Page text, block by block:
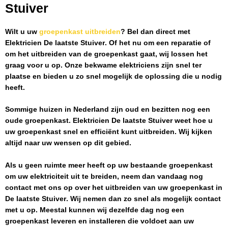
Stuiver
Wilt u uw groepenkast uitbreiden? Bel dan direct met
Elektricien De laatste Stuiver. Of het nu om een reparatie of
om het uitbreiden van de groepenkast gaat, wij lossen het
graag voor u op. Onze bekwame elektriciens zijn snel ter
plaatse en bieden u zo snel mogelijk de oplossing die u nodig
heeft.
Sommige huizen in Nederland zijn oud en bezitten nog een
oude groepenkast. Elektricien De laatste Stuiverweet hoe u
uw groepenkast snel en efficiënt kunt uitbreiden. Wij kijken
altijd naar uw wensen op dit gebied.
Als u geen ruimte meer heeft op uw bestaande groepenkast
om uw elektriciteit uit te breiden, neem dan vandaag nog
contact met ons op over het uitbreiden van uw groepenkast in
De laatste Stuiver. Wij nemen dan zo snel als mogelijk contact
met u op. Meestal kunnen wij dezelfde dag nog een
groepenkast leveren en installeren die voldoet aan uw